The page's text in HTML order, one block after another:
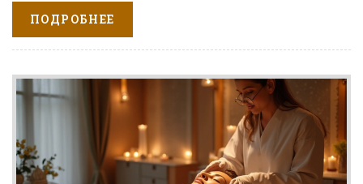
Специальные маски и массажи ночного действия
способствуют расслаблению и улучшению
кровообращения, даря коже сияющий вид с утра.
Статья предлагает лучшие практики и полезные
советы для создания эффективного вечернего
ПОДРОБНЕЕ